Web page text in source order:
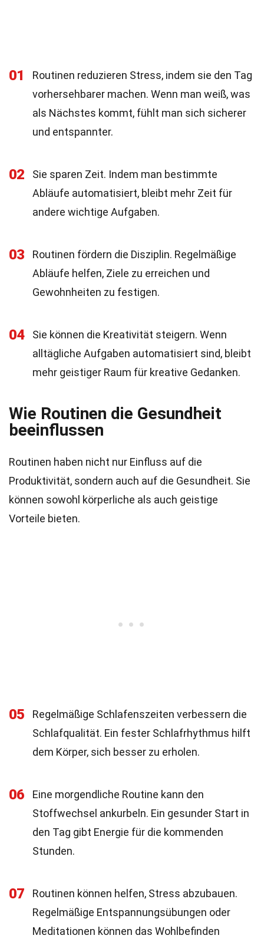
01
Routinen reduzieren Stress, indem sie den Tag
vorhersehbarer machen. Wenn man weiß, was
als Nächstes kommt, fühlt man sich sicherer
und entspannter.
02
Sie sparen Zeit. Indem man bestimmte
Abläufe automatisiert, bleibt mehr Zeit für
andere wichtige Aufgaben.
03
Routinen fördern die Disziplin. Regelmäßige
Abläufe helfen, Ziele zu erreichen und
Gewohnheiten zu festigen.
04
Sie können die Kreativität steigern. Wenn
alltägliche Aufgaben automatisiert sind, bleibt
mehr geistiger Raum für kreative Gedanken.
Wie Routinen die Gesundheit
beeinflussen
Routinen haben nicht nur Einfluss auf die
Produktivität, sondern auch auf die Gesundheit. Sie
können sowohl körperliche als auch geistige
Vorteile bieten.
05
Regelmäßige Schlafenszeiten verbessern die
Schlafqualität. Ein fester Schlafrhythmus hilft
dem Körper, sich besser zu erholen.
06
Eine morgendliche Routine kann den
Stoffwechsel ankurbeln. Ein gesunder Start in
den Tag gibt Energie für die kommenden
Stunden.
07
Routinen können helfen, Stress abzubauen.
Regelmäßige Entspannungsübungen oder
Meditationen können das Wohlbefinden